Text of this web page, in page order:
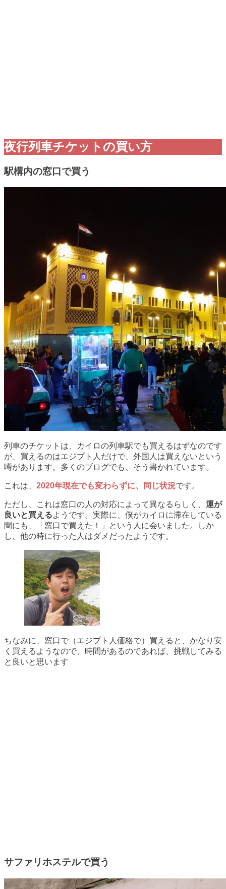
夜行列車チケットの買い方
駅構内の窓口で買う
列車のチケットは、カイロの列車駅でも買えるはずなのです
が、買えるのはエジプト人だけで、外国人は買えないという
噂があります。多くのブログでも、そう書かれています。
これは、 2020年現在でも変わらずに、同じ状況です。
ただし、これは窓口の人の対応によって異なるらしく、 運が
良いと買えるようです。実際に、僕がカイロに滞在している
間にも、「窓口で買えた！」という人に会いました。しか
し、他の時に行った人はダメだったようです。
ちなみに、窓口で（エジプト人価格で）買えると、かなり安
く買えるようなので、時間があるのであれば、挑戦してみる
と良いと思います
サファリホステルで買う